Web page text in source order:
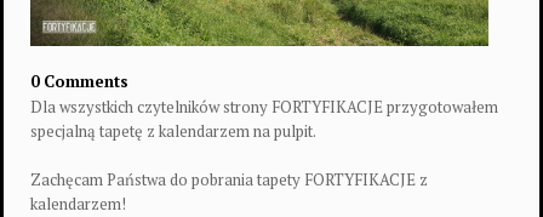
0 Comments
Dla wszystkich czytelników strony FORTYFIKACJE przygotowałem
specjalną tapetę z kalendarzem na pulpit.
Zachęcam Państwa do pobrania tapety FORTYFIKACJE z
kalendarzem!